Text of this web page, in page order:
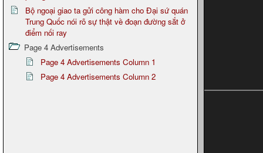
Bộ ngoại giao ta gửi công hàm cho Đại sứ quán
Trung Quốc nói rõ sự thật về đoạn đường sắt ở
điểm nối ray
Page 4 Advertisements
Page 4 Advertisements Column 1
Page 4 Advertisements Column 2